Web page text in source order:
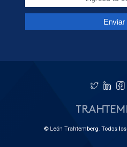
© León Trahtemberg. Todos